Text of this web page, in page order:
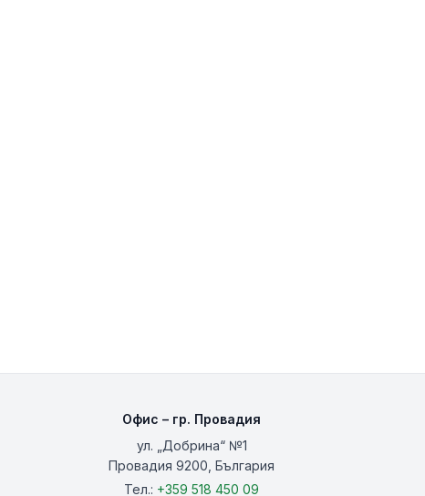
Офис – гр. Провадия
ул. „Добрина“ №1
Провадия 9200, България
Тел.: +359 518 450 09